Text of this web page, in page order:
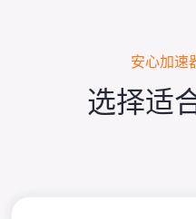
安心加速
选择适